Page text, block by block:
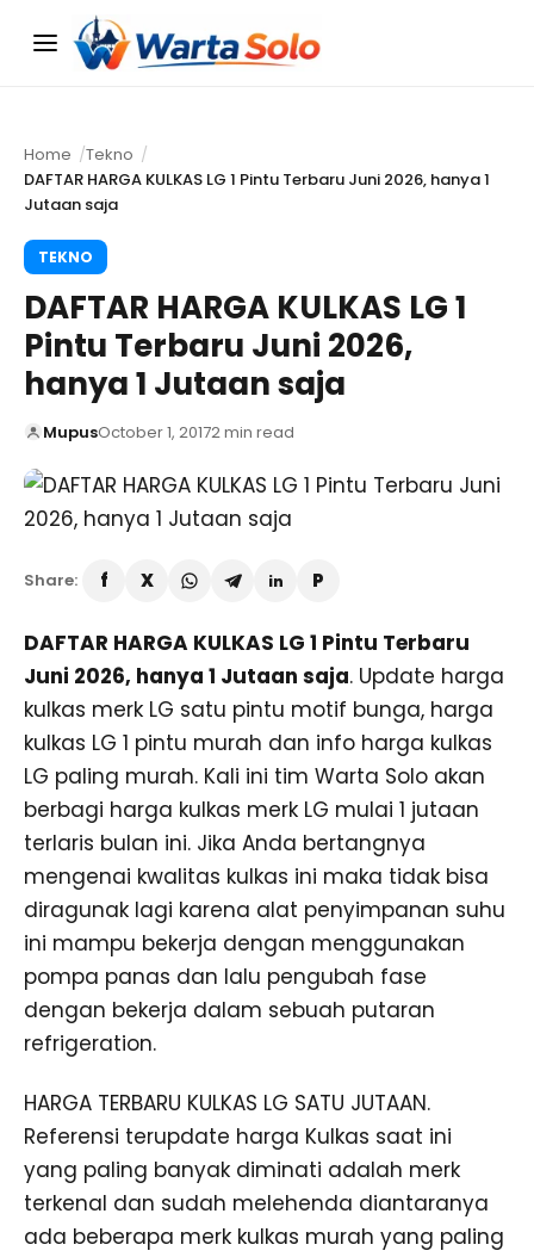
Menu
Home
Tekno
DAFTAR HARGA KULKAS LG 1 Pintu Terbaru Juni 2026, hanya 1
Jutaan saja
TEKNO
DAFTAR HARGA KULKAS LG 1
Pintu Terbaru Juni 2026,
hanya 1 Jutaan saja
MupusOctober 1, 20172 min read
Share:
DAFTAR HARGA KULKAS LG 1 Pintu Terbaru
Juni 2026, hanya 1 Jutaan saja. Update harga
kulkas merk LG satu pintu motif bunga, harga
kulkas LG 1 pintu murah dan info harga kulkas
LG paling murah. Kali ini tim Warta Solo akan
berbagi harga kulkas merk LG mulai 1 jutaan
terlaris bulan ini. Jika Anda bertangnya
mengenai kwalitas kulkas ini maka tidak bisa
diragunak lagi karena alat penyimpanan suhu
ini mampu bekerja dengan menggunakan
pompa panas dan lalu pengubah fase
dengan bekerja dalam sebuah putaran
refrigeration.
HARGA TERBARU KULKAS LG SATU JUTAAN.
Referensi terupdate harga Kulkas saat ini
yang paling banyak diminati adalah merk
terkenal dan sudah melehenda diantaranya
ada beberapa merk kulkas murah yang paling